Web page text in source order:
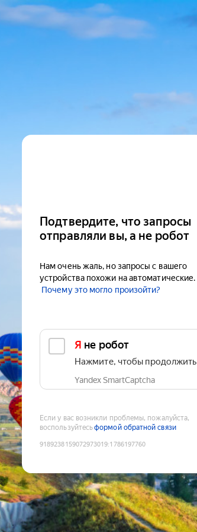
Подтвердите, что запросы
отправляли вы, а не робот
Нам очень жаль, но запросы с вашего
устройства похожи на автоматические.
Почему это могло произойти?
Я не робот
Нажмите, чтобы продолжить
Yandex SmartCaptcha
Если у вас возникли проблемы, пожалуйста,
воспользуйтесьформой обратной связи
9189238159072973019:1786197760